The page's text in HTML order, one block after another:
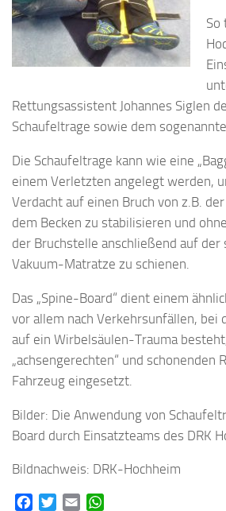
So
Rettungsassistent Johannes Siglen
Schaufeltrage sowie dem
Die Schaufeltrage kann wie eine
einem Verletzten angelegt werden,
Verdacht auf einen Bruch von z.B.
dem Becken zu stabilisieren und
der Bruchstelle anschließend auf der
Vakuum-Matratze zu schienen.
Das „Spine-Board“ dient einem
vor allem nach Verkehrsunfällen, bei
auf ein Wirbelsäulen-Trauma
„achsengerechten“ und schonenden
Fahrzeug eingesetzt.
Bilder: Die Anwendung von
Board durch Einsatzteams des DRK
Bildnachweis: DRK-Hochheim
FacebookTwitterEmail